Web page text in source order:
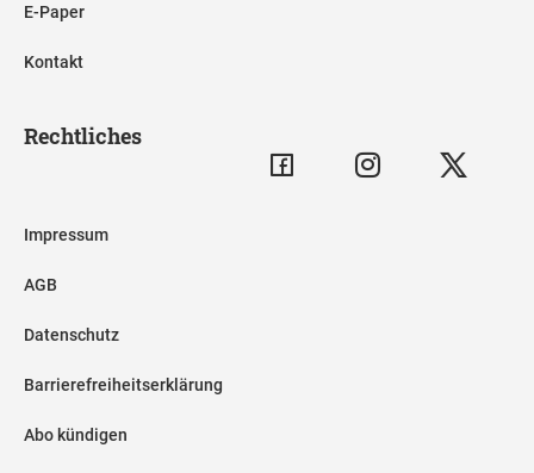
E-Paper
Kontakt
Rechtliches
Impressum
AGB
Datenschutz
Barrierefreiheitserklärung
Abo kündigen